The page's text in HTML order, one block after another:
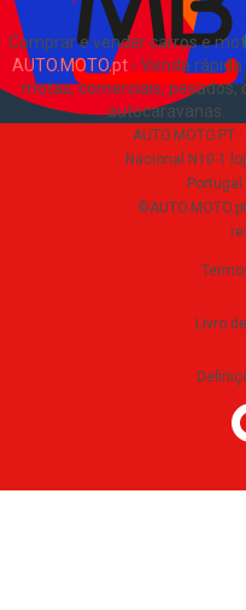
Comprar e vender carros e
AUTO.MOTO.pt- Venda rápida
motas, comerciais, pesados,
autocaravanas
AUTO.MOTO.PT ·
Nacional N10-1
Portugal
©AUTO.MOTO.pt
Livro